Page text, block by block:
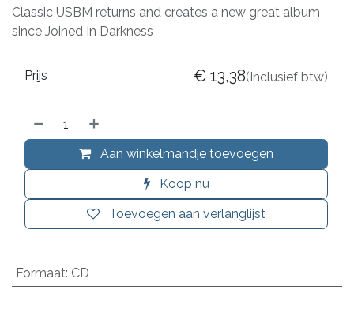
Classic USBM returns and creates a new great album
since Joined In Darkness
Aan winkelmandje toevoegen
Koop nu
Toevoegen aan verlanglijst
Prijs € 13,38(Inclusief btw)
Formaat: CD